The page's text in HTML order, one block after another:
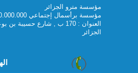
مؤسسة مترو الجزائر
مؤسسة برأسمال إجتماعي 380.000.000 دج
العنوان : 170 ب , شارع حسيبة
الجزائر